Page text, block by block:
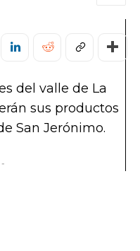
del valle de La
sus productos
San Jerónimo.
-